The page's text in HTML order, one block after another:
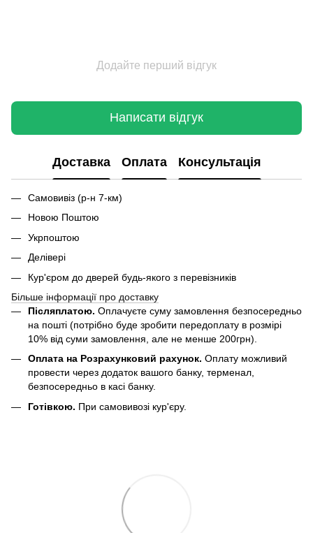
Додайте перший відгук
Написати відгук
Доставка Оплата Консультація
Самовивіз (р-н 7-км)
Новою Поштою
Укрпоштою
Делівері
Кур'єром до дверей будь-якого з перевізників
Більше інформації про доставку
Післяплатою. Оплачуєте суму замовлення безпосередньо
на пошті (потрібно буде зробити передоплату в розмірі
10% від суми замовлення, але не менше 200грн).
Оплата на Розрахунковий рахунок. Оплату можливий
провести через додаток вашого банку, терменал,
безпосередньо в касі банку.
Готівкою. При самовивозі кур'єру.